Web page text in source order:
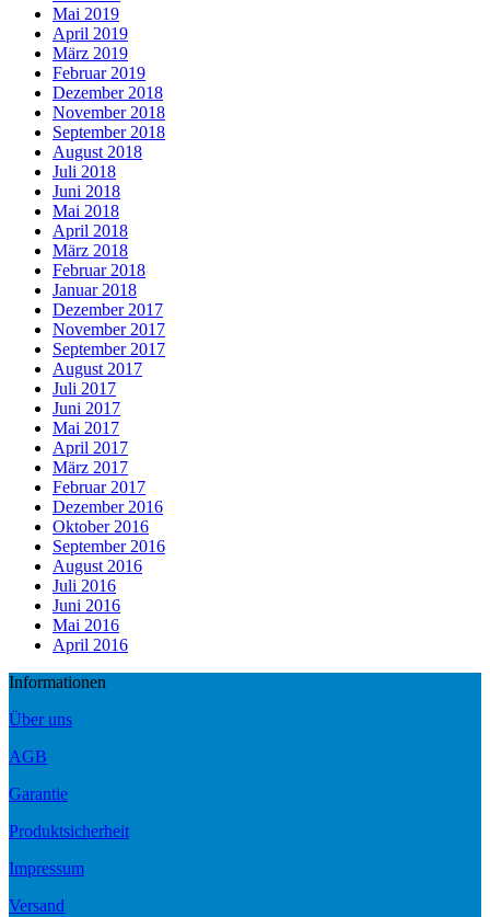
Mai 2019
April 2019
März 2019
Februar 2019
Dezember 2018
November 2018
September 2018
August 2018
Juli 2018
Juni 2018
Mai 2018
April 2018
März 2018
Februar 2018
Januar 2018
Dezember 2017
November 2017
September 2017
August 2017
Juli 2017
Juni 2017
Mai 2017
April 2017
März 2017
Februar 2017
Dezember 2016
Oktober 2016
September 2016
August 2016
Juli 2016
Juni 2016
Mai 2016
April 2016
Informationen
Über uns
AGB
Garantie
Produktsicherheit
Impressum
Versand